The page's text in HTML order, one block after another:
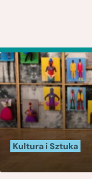
Kultura i Sztuka